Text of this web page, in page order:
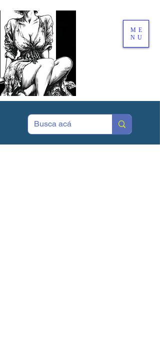
ME
NU